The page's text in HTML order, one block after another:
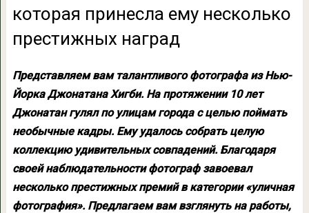
которая принесла ему несколько
престижных наград
Представляем вам талантливого фотографа из Нью-
Йорка Джонатана Хигби. На протяжении 10 лет
Джонатан гулял по улицам города с целью поймать
необычные кадры. Ему удалось собрать целую
коллекцию удивительных совпадений. Благодаря
своей наблюдательности фотограф завоевал
несколько престижных премий в категории «уличная
фотография». Предлагаем вам взглянуть на работы,